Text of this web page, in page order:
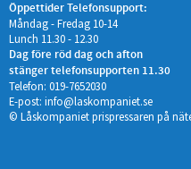
Öppettider Telefonsupport:
Måndag - Fredag 10-14
Lunch 11.30 - 12.30
Dag före röd dag och afton
stänger telefonsupporten 11.30
Telefon: 019-7652030
E-post: info@laskompaniet.se
© Låskompaniet prispressaren på